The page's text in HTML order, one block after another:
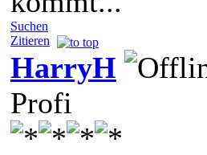
Suchen
Zitieren
HarryH
Profi